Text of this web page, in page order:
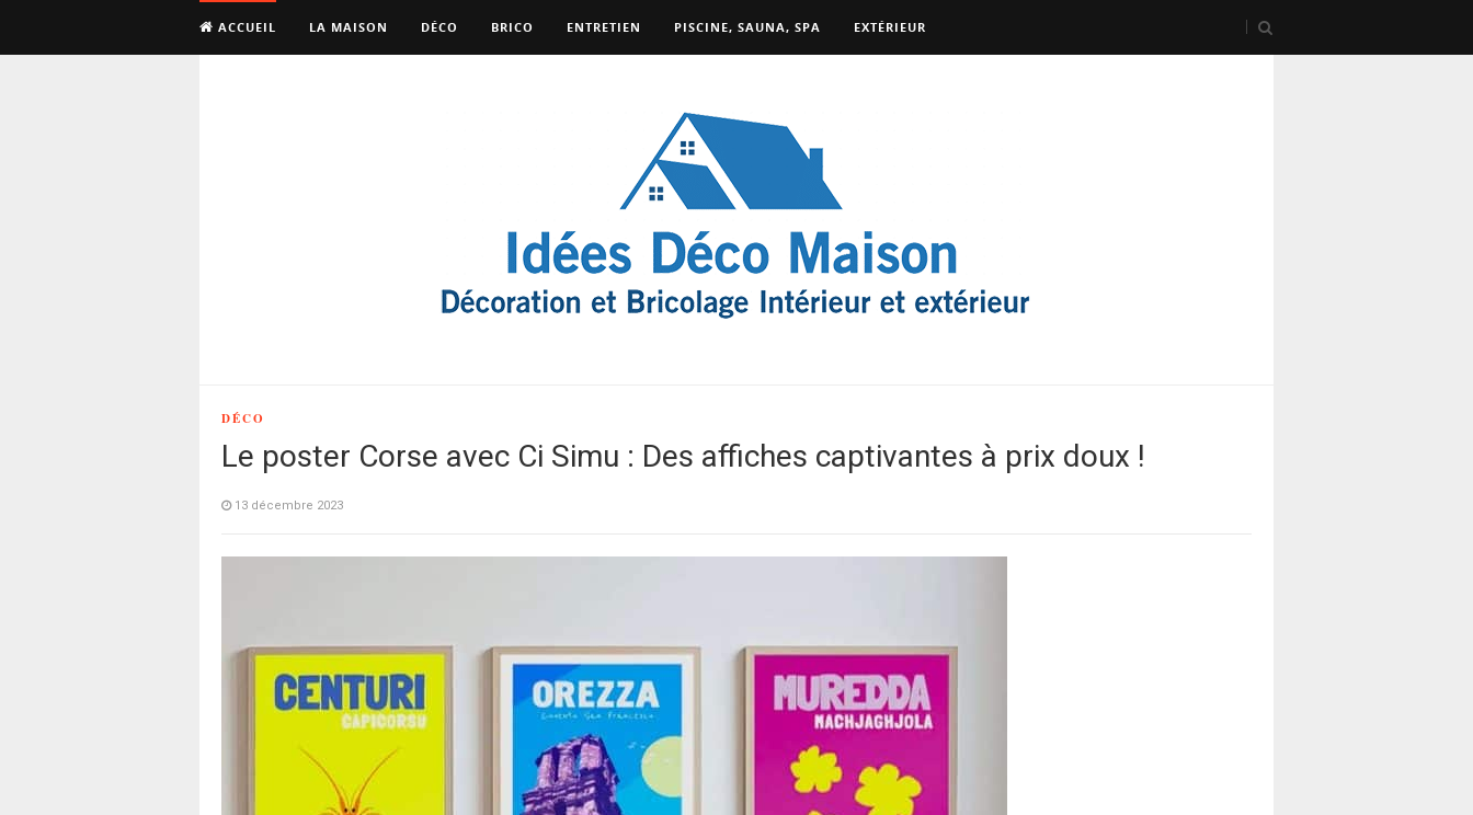
ACCUEIL LA MAISON DÉCO BRICO ENTRETIEN PISCINE, SAUNA, SPA EXTÉRIEUR
DÉCO
Le poster Corse avec Ci Simu : Des affiches captivantes à prix doux !
13 décembre 2023